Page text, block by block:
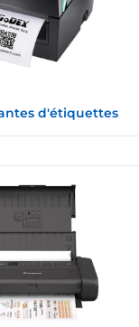
d'étiquettes